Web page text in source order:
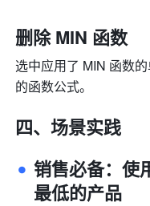
删除 MIN 函数
选中应用了 MIN 函数
的函数公式。
四、场景实践
销售必备：使
最低的产品